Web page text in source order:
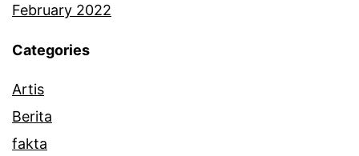
February 2022
Categories
Artis
Berita
fakta